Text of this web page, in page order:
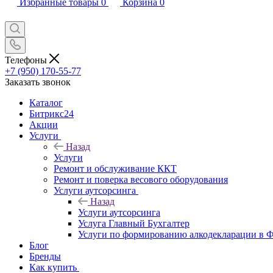
Избранные товары 0 Корзина 0
Телефоны
+7 (950) 170-55-77
Заказать звонок
Каталог
Битрикс24
Акции
Услуги
Назад
Услуги
Ремонт и обслуживание ККТ
Ремонт и поверка весового оборудования
Услуги аутсорсинга
Назад
Услуги аутсорсинга
Услуга Главный Бухгалтер
Услуги по формированию алкодекларации в
Блог
Бренды
Как купить